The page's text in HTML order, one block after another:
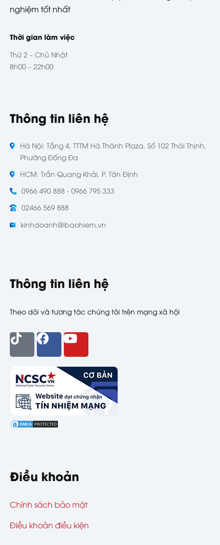
nghiệm tốt nhất
Thời gian làm việc
Thứ 2 – Chủ Nhật
8h00 – 22h00
Thông tin liên hệ
Hà Nội: Tầng 4, TTTM Hà Thành Plaza, Số 102 Thái Thịnh,
Phường Đống Đa
HCM: Trần Quang Khải, P. Tân Định
0966 490 888 - 0966 795 333
02466 569 888
kinhdoanh@ibaohiem.vn
Thông tin liên hệ
Theo dõi và tương tác chúng tôi trên mạng xã hội
Điều khoản
Chính sách bảo mật
Điều khoản điều kiện